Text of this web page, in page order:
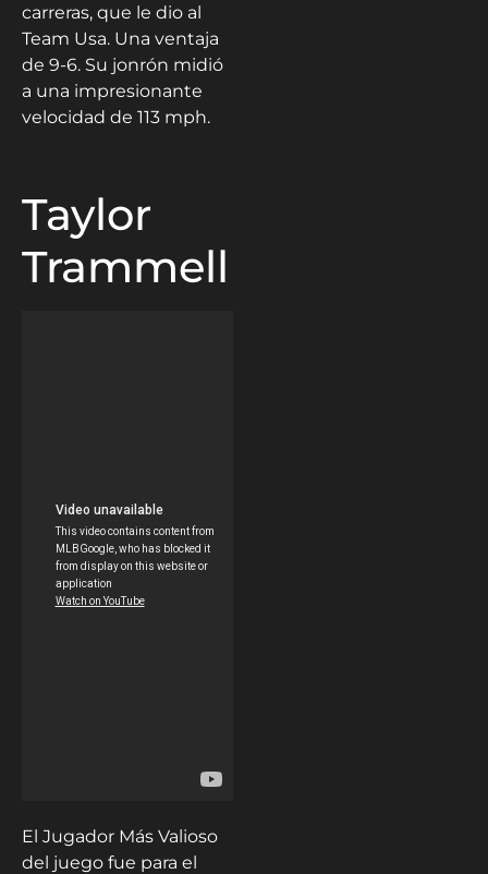
carreras, que le dio al
Team Usa. Una ventaja
de 9-6. Su jonrón midió
a una impresionante
velocidad de 113 mph.
Taylor
Trammell
El Jugador Más Valioso
del juego fue para el